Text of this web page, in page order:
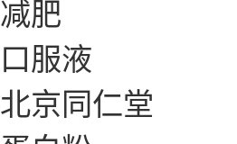
减肥
口服液
北京同仁堂